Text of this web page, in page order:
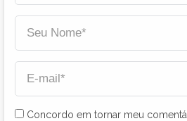
Concordo em tornar meu